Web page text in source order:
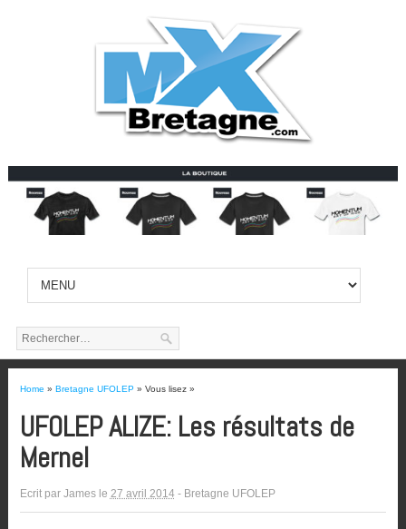
Home » Bretagne UFOLEP» Vous lisez »
UFOLEP ALIZE: Les résultats de
Mernel
Ecrit par Jamesle 27 avril 2014 - Bretagne UFOLEP